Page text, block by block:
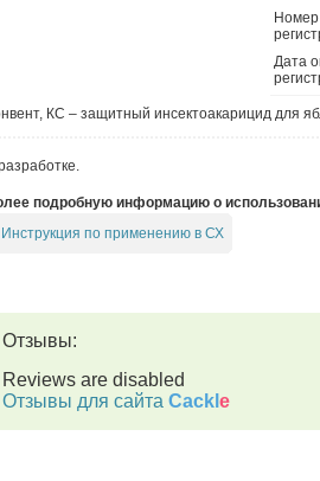
Номер
Дата
КС – защитный инсектоакарицид для
подробную информацию о
Инструкция по применению в СХ
Отзывы:
Reviews are disabled
Отзывы для сайта Cackl e